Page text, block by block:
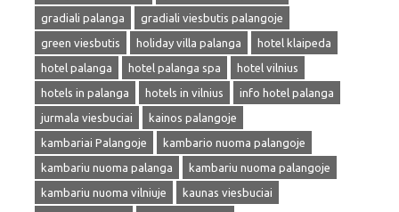
gradiali palanga
gradiali viesbutis palangoje
green viesbutis
holiday villa palanga
hotel klaipeda
hotel palanga
hotel palanga spa
hotel vilnius
hotels in palanga
hotels in vilnius
info hotel palanga
jurmala viesbuciai
kainos palangoje
kambariai Palangoje
kambario nuoma palangoje
kambariu nuoma palanga
kambariu nuoma palangoje
kambariu nuoma vilniuje
kaunas viesbuciai